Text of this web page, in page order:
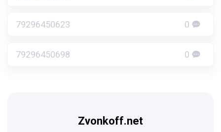
79296450623 0
79296450698 0
Zvonkoff.net